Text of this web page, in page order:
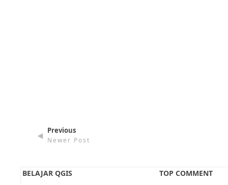
◄ Previous
Newer Post
BELAJAR QGIS
TOP COMMENT